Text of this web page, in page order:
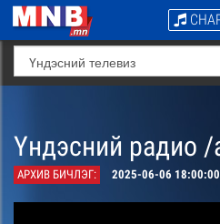
Үндэсний радио
АРХИВ БИЧЛЭГ: 2025-06-06